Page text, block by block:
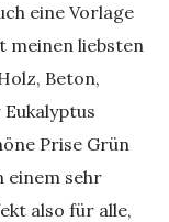
eine Vorlage
meinen liebsten
Beton,
Prise Grün
einem sehr
also für alle,